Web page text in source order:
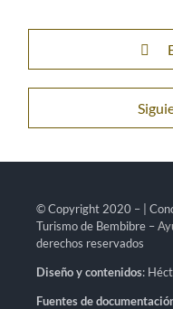
© Copyright 2020 – |
Turismo de Bembibre –
derechos reservados
Diseño y contenidos:
Fuentes de